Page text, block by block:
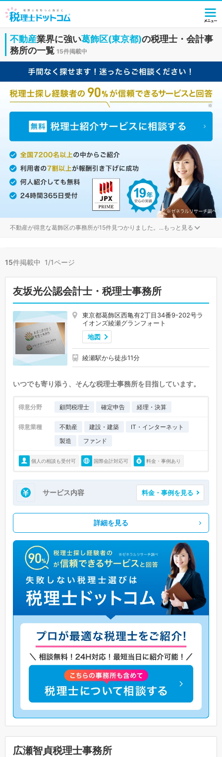
不動産業界に強い葛飾区(東京都)の税理士・会計事
務所の一覧 15件掲載中
不動産が得意な葛飾区の事務所が15件見つかりました。 ...もっと見る
15件掲載中 1/1ページ
友坂光公認会計士・税理士事務所
東京都葛飾区西亀有2丁目34番9-202号ラ
イオンズ綾瀬グランフォート
地図
綾瀬駅から徒歩11分
いつでも寄り添う、そんな税理士事務所を目指しています。
得意分野 顧問税理士 確定申告 経理・決算
得意業種 不動産 建設・建築
IT・インターネット
製造
ファンド
個人の相談も受付可 国際会計対応可 料金・事例あり
サービス内容 料金・事例を見る
詳細を見る
広瀬智貞税理士事務所